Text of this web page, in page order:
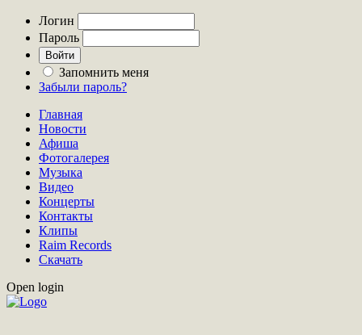
Логин
Пароль
Запомнить меня
Забыли пароль?
Главная
Новости
Афиша
Фотогалерея
Музыка
Видео
Концерты
Контакты
Клипы
Raim Records
Скачать
Open login